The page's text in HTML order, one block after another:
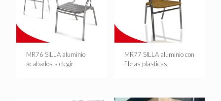
MR76 SILLA aluminio
acabados a elegir
MR77 SILLA aluminio con
fibras plasticas